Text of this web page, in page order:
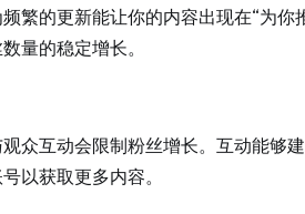
繁的更新能让你的内容出现在“为你
量的稳定增长。
众互动会限制粉丝增长。互动能够
以获取更多内容。